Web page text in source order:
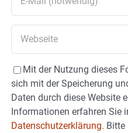
Mit der Nutzung dieses
sich mit der Speicherung
Daten durch diese Website
Informationen erfahren Sie
Datenschutzerklärung. Bitte